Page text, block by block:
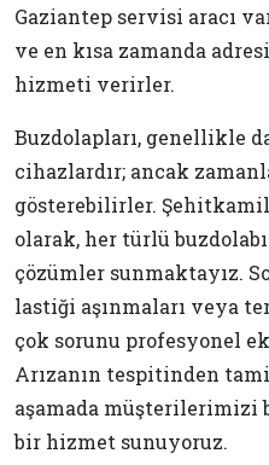
Gaziantep servisi aracı
ve en kısa zamanda
hizmeti verirler.
Buzdolapları, genellikle
cihazlardır; ancak
gösterebilirler.
olarak, her türlü
çözümler sunmaktayız.
lastiği aşınmaları veya
çok sorunu profesyonel
Arızanın tespitinden
aşamada
bir hizmet sunuyoruz.